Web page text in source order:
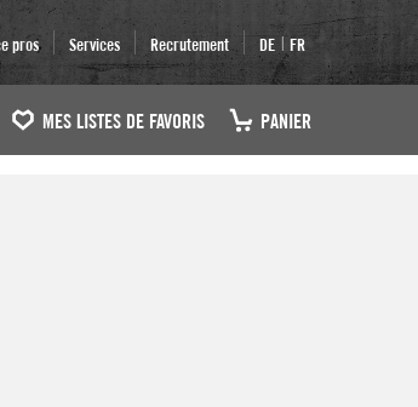
pros Services Recrutement DE | FR
MES LISTES DE FAVORIS PANIER